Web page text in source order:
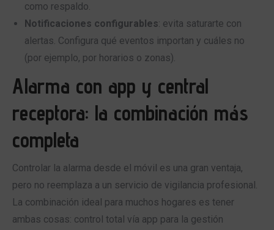
como respaldo.
Notificaciones configurables: evita saturarte con
alertas. Configura qué eventos importan y cuáles no
(por ejemplo, por horarios o zonas).
Alarma con app y central
receptora: la combinación más
completa
Controlar la alarma desde el móvil es una gran ventaja,
pero no reemplaza a un servicio de vigilancia profesional.
La combinación ideal para muchos hogares es tener
ambas cosas: control total vía app para la gestión